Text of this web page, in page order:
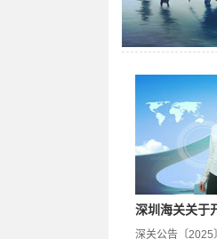
深圳海关关于
申报” 业务的
深关公告〔2025